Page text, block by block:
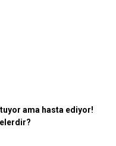
ama hasta ediyor!